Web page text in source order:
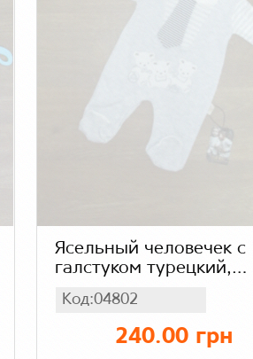
Ясельный человечек с
галстуком турецкий,
Код:04802
240.00 грн